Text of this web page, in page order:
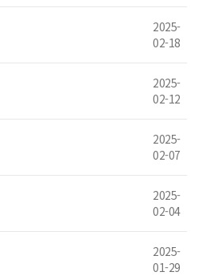
2025-
02-18
2025-
02-12
2025-
02-07
2025-
02-04
2025-
01-29